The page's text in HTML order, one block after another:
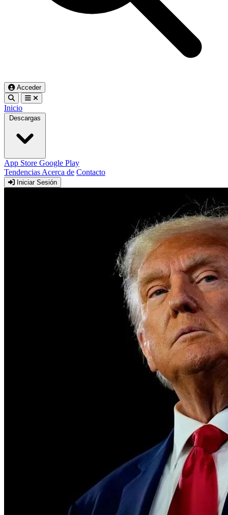
Acceder
Inicio
Descargas
App Store Google Play
Tendencias Acerca de Contacto
Iniciar Sesión